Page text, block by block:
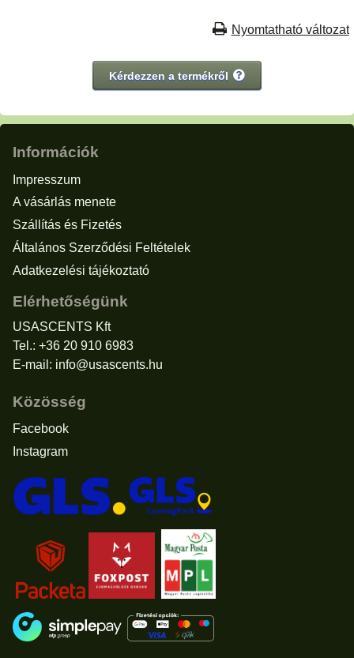
Nyomtatható változat
Kérdezzen a termékről
Információk
Impresszum
A vásárlás menete
Szállítás és Fizetés
Általános Szerződési Feltételek
Adatkezelési tájékoztató
Elérhetőségünk
USASCENTS Kft
Tel.: +36 20 910 6983
E-mail: info@usascents.hu
Közösség
Facebook
Instagram